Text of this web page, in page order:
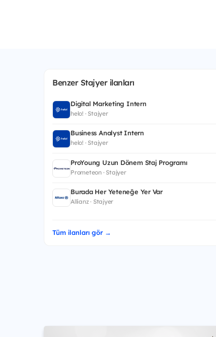
Benzer Stajyer ilanları
Digital Marketing Intern
helo! · Stajyer
Business Analyst Intern
helo! · Stajyer
ProYoung Uzun Dönem Staj Programı
Prometeon · Stajyer
Burada Her Yeteneğe Yer Var
Allianz · Stajyer
Tüm ilanları gör →